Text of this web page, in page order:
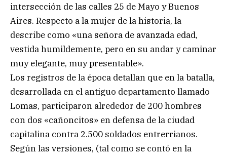
intersección de las calles 25 de Mayo y Buenos
Aires. Respecto a la mujer de la historia, la
describe como «una señora de avanzada edad,
vestida humildemente, pero en su andar y caminar
muy elegante, muy presentable».
Los registros de la época detallan que en la batalla,
desarrollada en el antiguo departamento llamado
Lomas, participaron alrededor de 200 hombres
con dos «cañoncitos» en defensa de la ciudad
capitalina contra 2.500 soldados entrerrianos.
Según las versiones, (tal como se contó en la